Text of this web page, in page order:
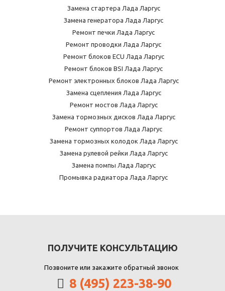
Замена стартера Лада Ларгус
Замена генератора Лада Ларгус
Ремонт печки Лада Ларгус
Ремонт проводки Лада Ларгус
Ремонт блоков ECU Лада Ларгус
Ремонт блоков BSI Лада Ларгус
Ремонт электронных блоков Лада Ларгус
Замена сцепления Лада Ларгус
Ремонт мостов Лада Ларгус
Замена тормозных дисков Лада Ларгус
Ремонт суппортов Лада Ларгус
Замена тормозных колодок Лада Ларгус
Замена рулевой рейки Лада Ларгус
Замена помпы Лада Ларгус
Промывка радиатора Лада Ларгус
ПОЛУЧИТЕ КОНСУЛЬТАЦИЮ
Позвоните или закажите обратный звонок
8 (495) 223-38-90